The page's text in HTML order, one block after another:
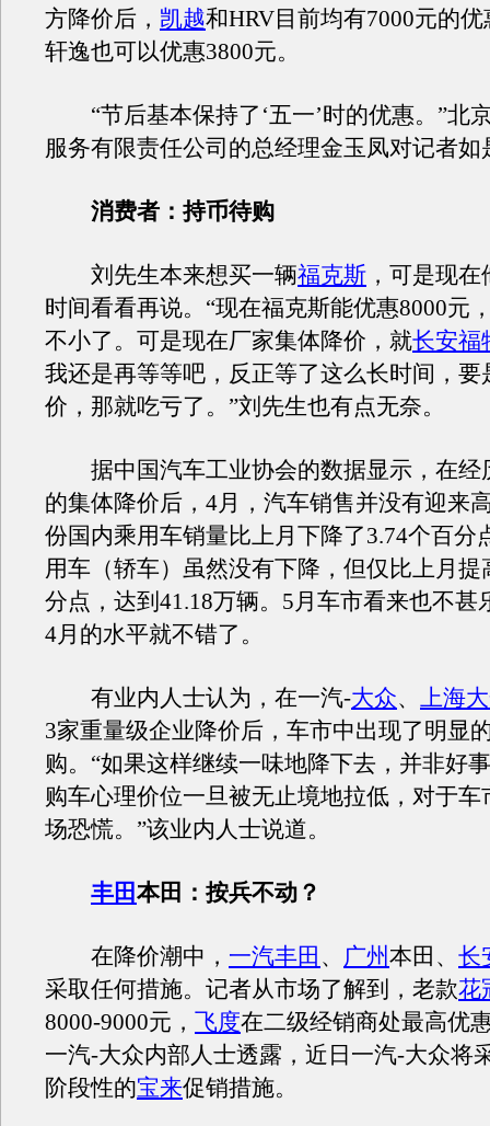
方降价后， 凯越和HRV目前均有7000元的优
轩逸也可以优惠3800元。
“节后基本保持了‘五一’时的优惠。”北
服务有限责任公司的总经理金玉凤对记者如
消费者：持币待购
刘先生本来想买一辆福克斯 ，可是现
时间看看再说。“现在福克斯能优惠8000元
不小了。可是现在厂家集体降价，就长安福
我还是再等等吧，反正等了这么长时间，要
价，那就吃亏了。”刘先生也有点无奈。
据中国汽车工业协会的数据显示，在经
的集体降价后，4月，汽车销售并没有迎来
份国内乘用车销量比上月下降了3.74个百分
用车（轿车）虽然没有下降，但仅比上月提
分点，达到41.18万辆。5月车市看来也不甚
4月的水平就不错了。
有业内人士认为，在一汽-大众、 上海
3家重量级企业降价后，车市中出现了明显
购。“如果这样继续一味地降下去，并非好
购车心理价位一旦被无止境地拉低，对于车
场恐慌。”该业内人士说道。
丰田本田：按兵不动？
在降价潮中， 一汽丰田 、 广州本田、 长
采取任何措施。记者从市场了解到，老款花
8000-9000元， 飞度在二级经销商处最高优
一汽-大众内部人士透露，近日一汽-大众将
阶段性的宝来促销措施。